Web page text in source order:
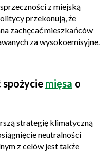
z miejską
przekonują, że
zachęcać mieszkańców
za wysokoemisyjne.
mięsa o
strategię klimatyczną
neutralności
z celów jest także